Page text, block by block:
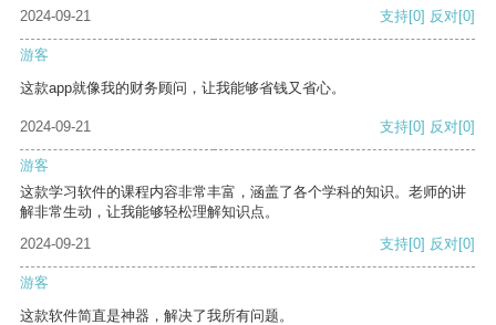
2024-09-21
支持[0] 反对[0]
游客
这款app就像我的财务顾问，让我能够省钱又省心。
2024-09-21 支持[0] 反对[0]
游客
这款学习软件的课程内容非常丰富，涵盖了各个学科的知识。老师的讲
解非常生动，让我能够轻松理解知识点。
2024-09-21
支持[0] 反对[0]
游客
这款软件简直是神器，解决了我所有问题。